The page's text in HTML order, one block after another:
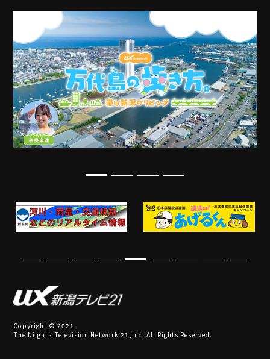
Copyright © 2021
The Niigata Television Network 21,Inc. All Rights Reserved.